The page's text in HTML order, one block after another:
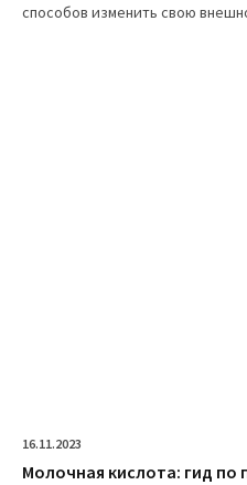
способов изменить свою
16.11.2023
Молочная кислота: гид по